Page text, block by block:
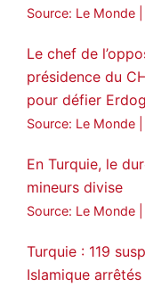
statement
🔗https://
Source: Le Monde
Le chef de
présidence du
pour défier
Source: Le Monde
En Turquie, le
mineurs divise
Source: Le Monde
Turquie : 119
Islamique